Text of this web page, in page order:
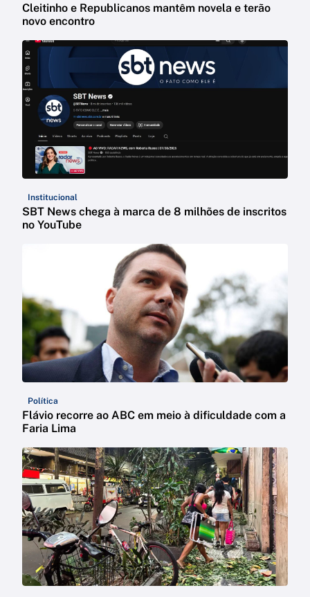
Cleitinho e Republicanos mantêm novela e terão
novo encontro
Institucional
SBT News chega à marca de 8 milhões de inscritos
no YouTube
Política
Flávio recorre ao ABC em meio à dificuldade com a
Faria Lima